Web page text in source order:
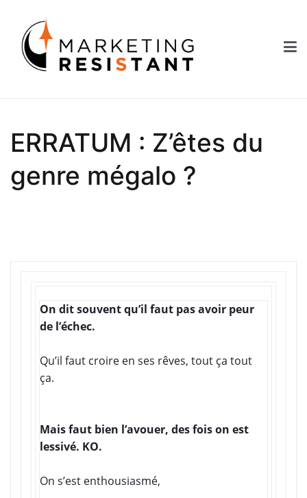
contenu
ERRATUM : Z’êtes du
genre mégalo ?
On dit souvent qu’il faut pas avoir peur
de l’échec.
Qu’il faut croire en ses rêves, tout ça tout
ça.
Mais faut bien l’avouer, des fois on est
lessivé. KO.
On s’est enthousiasmé,